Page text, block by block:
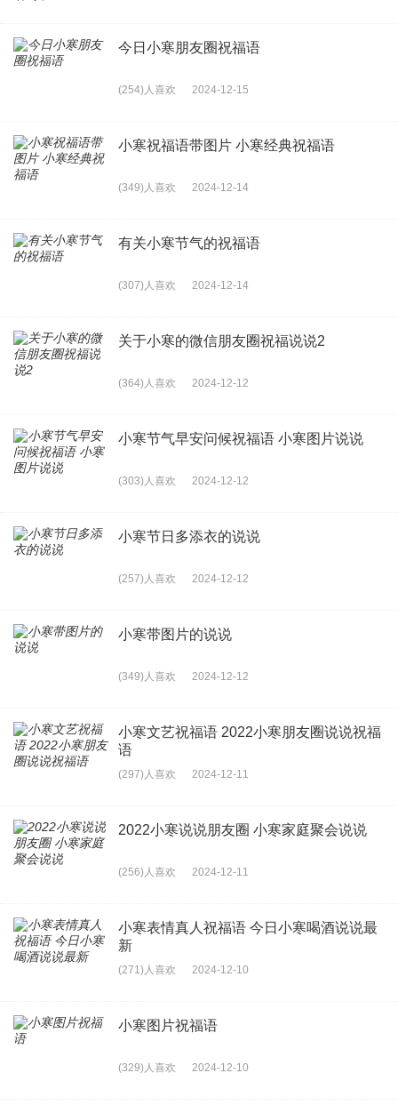
今日小寒朋友圈祝福语
(254)人喜欢 2024-12-15
小寒祝福语带图片 小寒经典祝福语
(349)人喜欢 2024-12-14
有关小寒节气的祝福语
(307)人喜欢 2024-12-14
关于小寒的微信朋友圈祝福说说2
(364)人喜欢 2024-12-12
小寒节气早安问候祝福语 小寒图片说说
(303)人喜欢 2024-12-12
小寒节日多添衣的说说
(257)人喜欢 2024-12-12
小寒带图片的说说
(349)人喜欢 2024-12-12
小寒文艺祝福语 2022小寒朋友圈说说祝福
语
(297)人喜欢 2024-12-11
2022小寒说说朋友圈 小寒家庭聚会说说
(256)人喜欢 2024-12-11
小寒表情真人祝福语 今日小寒喝酒说说最
新
(271)人喜欢 2024-12-10
小寒图片祝福语
(329)人喜欢 2024-12-10